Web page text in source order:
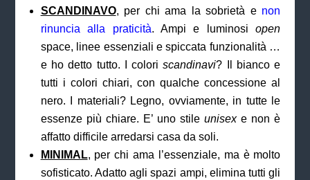
SCANDINAVO, per chi ama la sobrietà e non
rinuncia alla praticità. Ampi e luminosiopen
space, linee essenziali e spiccata funzionalità …
e ho detto tutto. I coloriscandinavi? Il bianco e
tutti i colori chiari, con qualche concessione al
nero. I materiali? Legno, ovviamente, in tutte le
essenze più chiare. E’ uno stileunisexe non è
affatto difficile arredarsi casa da soli.
MINIMAL, per chi ama l’essenziale, ma è molto
sofisticato. Adatto agli spazi ampi, elimina tutti gli